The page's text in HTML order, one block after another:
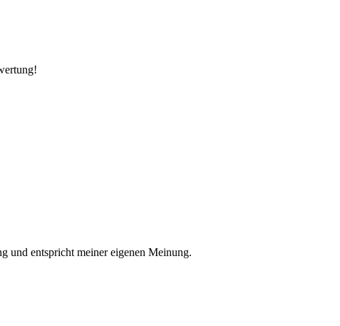
und entspricht meiner eigenen Meinung.